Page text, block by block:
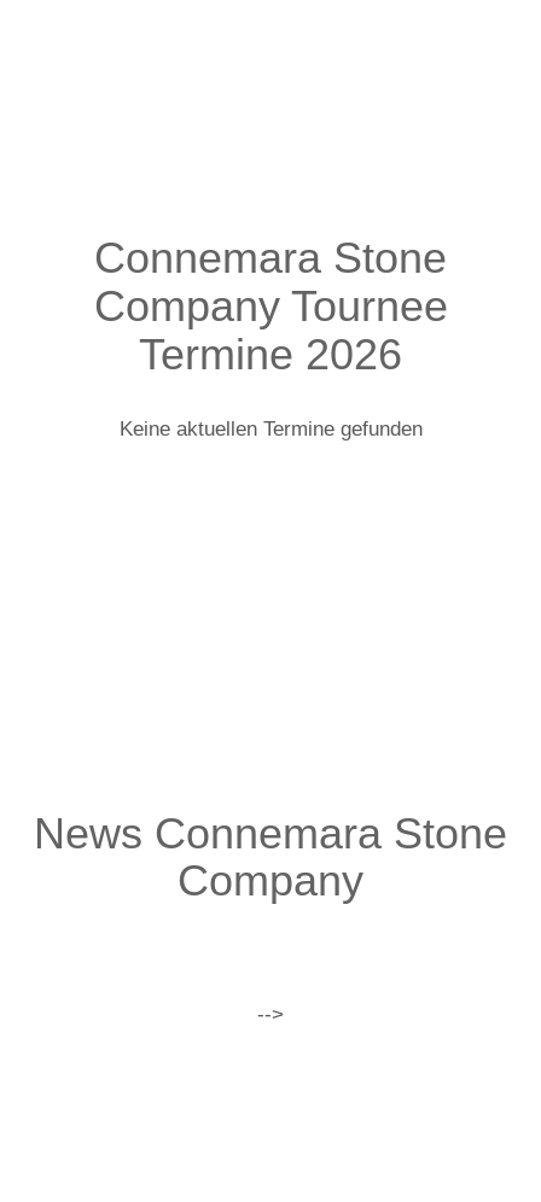
Connemara Stone
Company Tournee
Termine 2026
Keine aktuellen Termine gefunden
News Connemara Stone
Company
-->